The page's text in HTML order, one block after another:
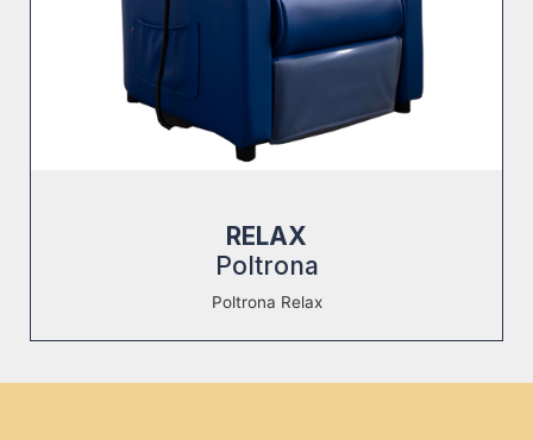
RELAX
Poltrona
Poltrona Relax